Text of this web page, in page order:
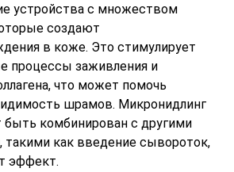
устройства с множеством
создают
в коже. Это стимулирует
процессы заживления и
что может помочь
шрамов. Микронидлинг
комбинирован с другими
такими как введение сывороток,
эффект.